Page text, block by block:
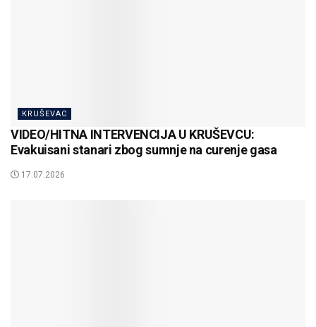
KRUŠEVAC
VIDEO/HITNA INTERVENCIJA U KRUŠEVCU:
Evakuisani stanari zbog sumnje na curenje gasa
17.07.2026